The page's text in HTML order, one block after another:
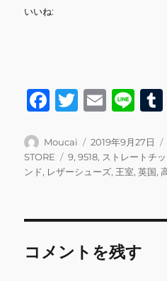
いいね:
F
c
e
o
k
T
it
te
E
ai
l
Li
e
投
稿
者
Moucai
投
稿
日:
2019年9月27日
STORE
タ
グ
9,9518, ストレートチ
ンド, レザーシューズ, 王室,英国,
コメントを残す